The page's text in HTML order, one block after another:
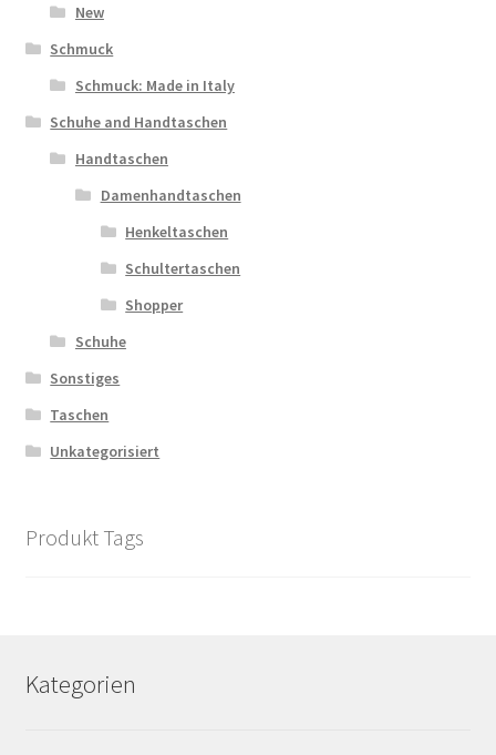
New
Schmuck
Schmuck: Made in Italy
Schuhe and Handtaschen
Handtaschen
Damenhandtaschen
Henkeltaschen
Schultertaschen
Shopper
Schuhe
Sonstiges
Taschen
Unkategorisiert
Produkt Tags
Kategorien